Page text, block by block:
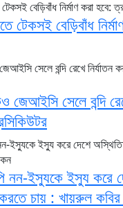
টেকসই বেড়িবাঁধ
জেআইসি সেলে বন্দি
নন-ইস্যুকে ইস্যু করে
করতে চায় : খায়রুল